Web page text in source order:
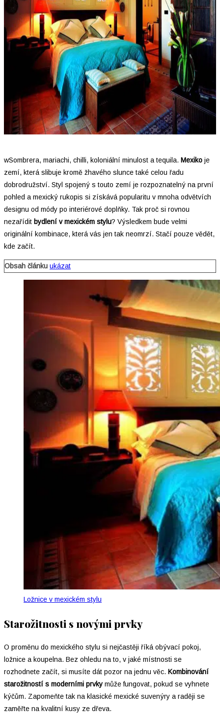
wSombrera, mariachi, chilli, koloniální minulost a tequila. Mexiko je
zemí, která slibuje kromě žhavého slunce také celou řadu
dobrodružství. Styl spojený s touto zemí je rozpoznatelný na první
pohled a mexický rukopis si získává popularitu v mnoha odvětvích
designu od módy po interiérové doplňky. Tak proč si rovnou
nezařídit bydlení v mexickém stylu? Výsledkem bude velmi
originální kombinace, která vás jen tak neomrzí. Stačí pouze vědět,
kde začít.
Obsah článku ukázat
Ložnice v mexickém stylu
Starožitnosti s novými prvky
O proměnu do mexického stylu si nejčastěji říká obývací pokoj,
ložnice a koupelna. Bez ohledu na to, v jaké místnosti se
rozhodnete začít, si musíte dát pozor na jednu věc. Kombinování
starožitností s moderními prvky může fungovat, pokud se vyhnete
kýčům. Zapomeňte tak na klasické mexické suvenýry a raději se
zaměřte na kvalitní kusy ze dřeva.